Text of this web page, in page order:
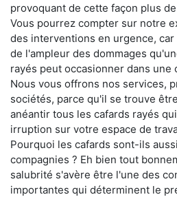
provoquant de cette façon plus
Vous pourrez compter sur notre
des interventions en urgence,
de l'ampleur des dommages
rayés peut occasionner dans une
Nous vous offrons nos services,
sociétés, parce qu'il se trouve
anéantir tous les cafards rayés
irruption sur votre espace de
Pourquoi les cafards sont-ils
compagnies ? Eh bien tout
salubrité s'avère être l'une des
importantes qui déterminent le